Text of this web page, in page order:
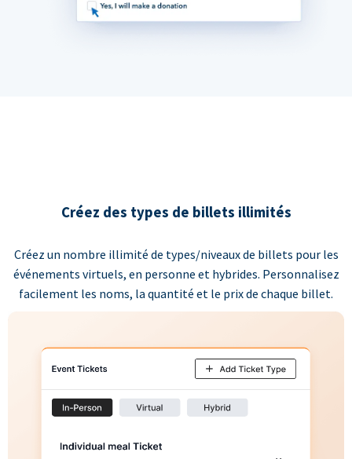
Créez des types de billets illimités
Créez un nombre illimité de types/niveaux de billets pour les
événements virtuels, en personne et hybrides. Personnalisez
facilement les noms, la quantité et le prix de chaque billet.